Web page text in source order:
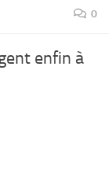
0
enfin à